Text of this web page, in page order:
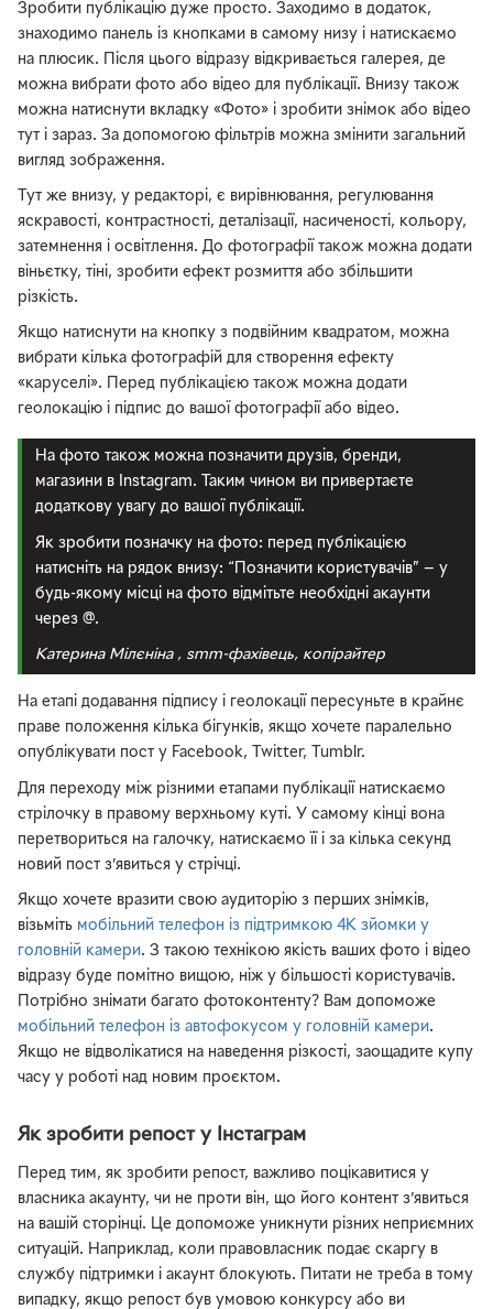
Зробити публікацію дуже просто. Заходимо в додаток,
знаходимо панель із кнопками в самому низу і натискаємо
на плюсик. Після цього відразу відкривається галерея, де
можна вибрати фото або відео для публікації. Внизу також
можна натиснути вкладку «Фото» і зробити знімок або відео
тут і зараз. За допомогою фільтрів можна змінити загальний
вигляд зображення.
Тут же внизу, у редакторі, є вирівнювання, регулювання
яскравості, контрастності, деталізації, насиченості, кольору,
затемнення і освітлення. До фотографії також можна додати
віньєтку, тіні, зробити ефект розмиття або збільшити
різкість.
Якщо натиснути на кнопку з подвійним квадратом, можна
вибрати кілька фотографій для створення ефекту
«каруселі». Перед публікацією також можна додати
геолокацію і підпис до вашої фотографії або відео.
На фото також можна позначити друзів, бренди,
магазини в Instagram. Таким чином ви привертаєте
додаткову увагу до вашої публікації.
Як зробити позначку на фото: перед публікацією
натисніть на рядок внизу: “Позначити користувачів” — у
будь-якому місці на фото відмітьте необхідні акаунти
через @.
Катерина Мілєніна , smm-фахівець, копірайтер
На етапі додавання підпису і геолокації пересуньте в крайнє
праве положення кілька бігунків, якщо хочете паралельно
опублікувати пост у Facebook, Twitter, Tumblr.
Для переходу між різними етапами публікації натискаємо
стрілочку в правому верхньому куті. У самому кінці вона
перетвориться на галочку, натискаємо її і за кілька секунд
новий пост з’явиться у стрічці.
Якщо хочете вразити свою аудиторію з перших знімків,
візьміть мобільний телефон із підтримкою 4К зйомки у
головній камери. З такою технікою якість ваших фото і відео
відразу буде помітно вищою, ніж у більшості користувачів.
Потрібно знімати багато фотоконтенту? Вам допоможе
мобільний телефон із автофокусом у головній камери.
Якщо не відволікатися на наведення різкості, заощадите купу
часу у роботі над новим проєктом.
Як зробити репост у Інстаграм
Перед тим, як зробити репост, важливо поцікавитися у
власника акаунту, чи не проти він, що його контент з’явиться
на вашій сторінці. Це допоможе уникнути різних неприємних
ситуацій. Наприклад, коли правовласник подає скаргу в
службу підтримки і акаунт блокують. Питати не треба в тому
випадку, якщо репост був умовою конкурсу або ви